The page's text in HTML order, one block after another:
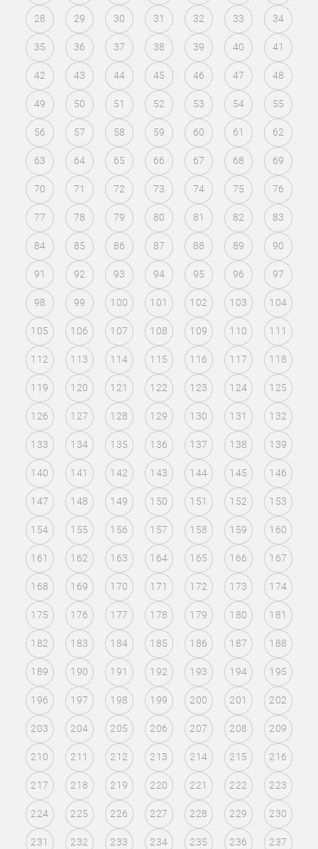
28 29 30 31 32 33 34
35 36 37 38 39 40 41
42 43 44 45 46 47 48
49 50 51 52 53 54 55
56 57 58 59 60 61 62
63 64 65 66 67 68 69
70 71 72 73 74 75 76
77 78 79 80 81 82 83
84 85 86 87 88 89 90
91 92 93 94 95 96 97
98 99 100 101 102 103 104
105 106 107 108 109 110 111
112 113 114 115 116 117 118
119 120 121 122 123 124 125
126 127 128 129 130 131 132
133 134 135 136 137 138 139
140 141 142 143 144 145 146
147 148 149 150 151 152 153
154 155 156 157 158 159 160
161 162 163 164 165 166 167
168 169 170 171 172 173 174
175 176 177 178 179 180 181
182 183 184 185 186 187 188
189 190 191 192 193 194 195
196 197 198 199 200 201 202
203 204 205 206 207 208 209
210 211 212 213 214 215 216
217 218 219 220 221 222 223
224 225 226 227 228 229 230
231 232 233 234 235 236 237